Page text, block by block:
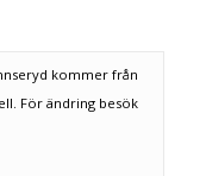
kommer från
För ändring besök